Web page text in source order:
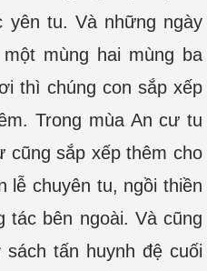
yên tu. Và những ngày
mùng hai mùng ba
thì chúng con sắp xếp
Trong mùa An cư tu
cũng sắp xếp thêm cho
lễ chuyên tu, ngồi thiền
bên ngoài. Và cũng
tấn huynh đệ cuối